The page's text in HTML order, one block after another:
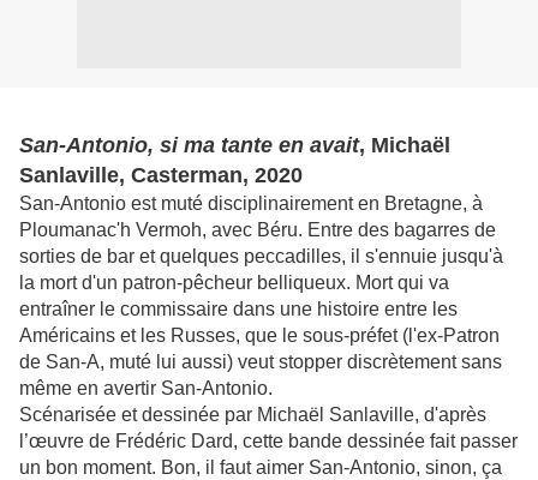
San-Antonio, si ma tante en avait, Michaël
Sanlaville, Casterman, 2020
San-Antonio est muté disciplinairement en Bretagne, à
Ploumanac'h Vermoh, avec Béru. Entre des bagarres de
sorties de bar et quelques peccadilles, il s'ennuie jusqu'à
la mort d'un patron-pêcheur belliqueux. Mort qui va
entraîner le commissaire dans une histoire entre les
Américains et les Russes, que le sous-préfet (l'ex-Patron
de San-A, muté lui aussi) veut stopper discrètement sans
même en avertir San-Antonio.
Scénarisée et dessinée par Michaël Sanlaville, d'après
l’œuvre de Frédéric Dard, cette bande dessinée fait passer
un bon moment. Bon, il faut aimer San-Antonio, sinon, ça